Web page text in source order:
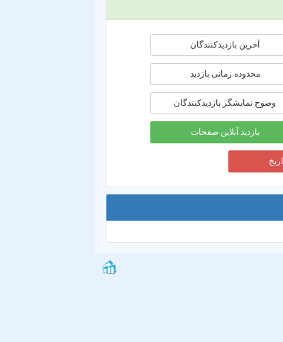
آخرین بازدیدکنندگان
محدوده زمانی بازديد
وضوح نمایشگر بازدیدکنندگان
بازدید آنلاین صفحات